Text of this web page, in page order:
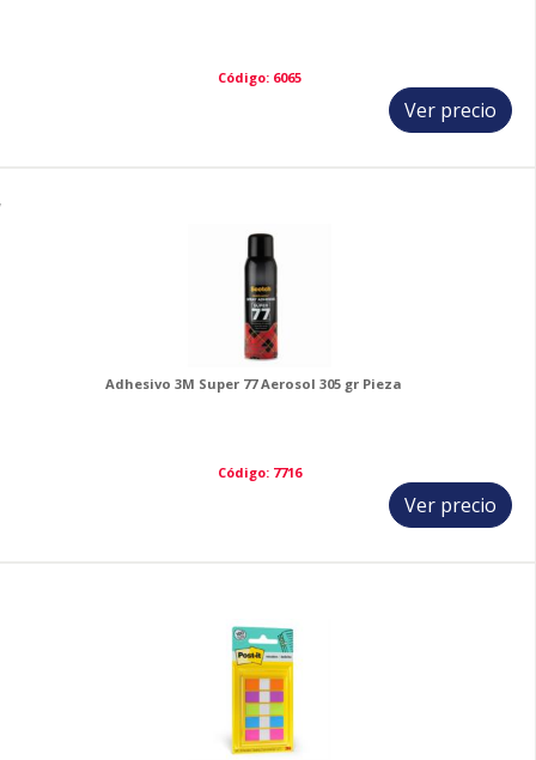
Código: 6065
Ver precio
Adhesivo 3M Super 77 Aerosol 305 gr Pieza
Código: 7716
Ver precio